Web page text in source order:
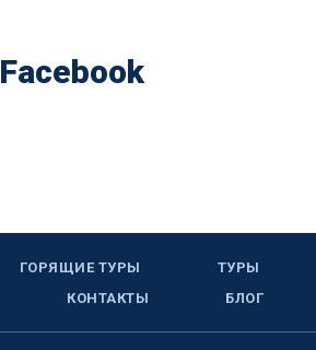
Facebook
ГОРЯЩИЕ ТУРЫ
ТУРЫ
КОНТАКТЫ БЛОГ